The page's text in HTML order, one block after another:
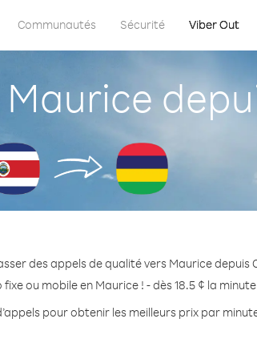
Communautés Sécurité Viber Out
des appels de qualité vers Maurice depuis
ou mobile en Maurice ! - dès 18.5 ¢ la
pour obtenir les meilleurs prix par